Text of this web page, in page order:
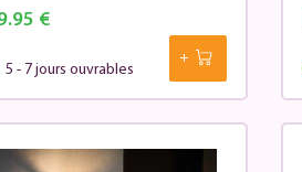
€
5 - 7 jours ouvrables